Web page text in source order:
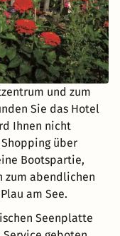
und zum
Sie das Hotel
Ihnen nicht
über
Bootspartie,
zum abendlichen
am See.
Seenplatte